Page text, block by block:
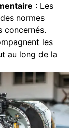
: Les
normes
concernés.
les
au long de la